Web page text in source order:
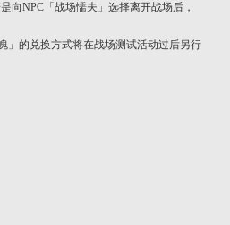
向NPC「战场懦夫」选择离开战场后，
」的兑换方式将在战场测试活动过后另行